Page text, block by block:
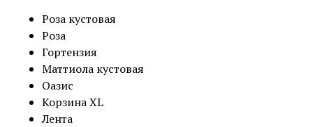
Роза кустовая
Роза
Гортензия
Маттиола кустовая
Оазис
Корзина XL
Лента